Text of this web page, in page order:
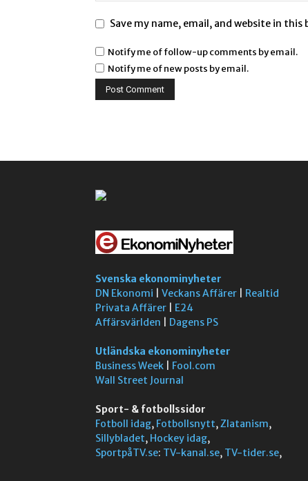
Save my name, email, and website in
Notify me of follow-up comments by email.
Notify me of new posts by email.
Svenska ekonominyheter
DN Ekonomi
Veckans Affärer
Realtid
Privata Affärer
E24
Affärsvärlden
Dagens PS
Utländska ekonominyheter
Business Week
Fool.com
Wall Street Journal
Sport- & fotbollssidor
Fotboll idag, Fotbollsnytt, Zlatanism,
Sillybladet, Hockey idag,
SportpåTV.se: TV-kanal.se, TV-tider.se,